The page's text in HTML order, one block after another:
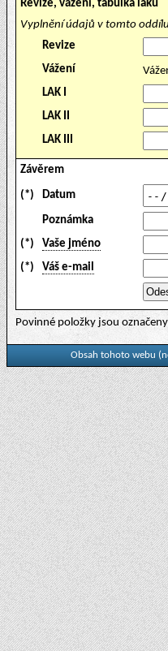
Revize, vážení, tabulka laků
Vyplnění údajů v tomto
Revize
Vážení
LAK I
LAK II
LAK III
Závěrem
(*) Datum
Poznámka
(*)
Vaše jméno
(*)
Váš e-mail
Povinné položky jsou
Obsah tohoto webu